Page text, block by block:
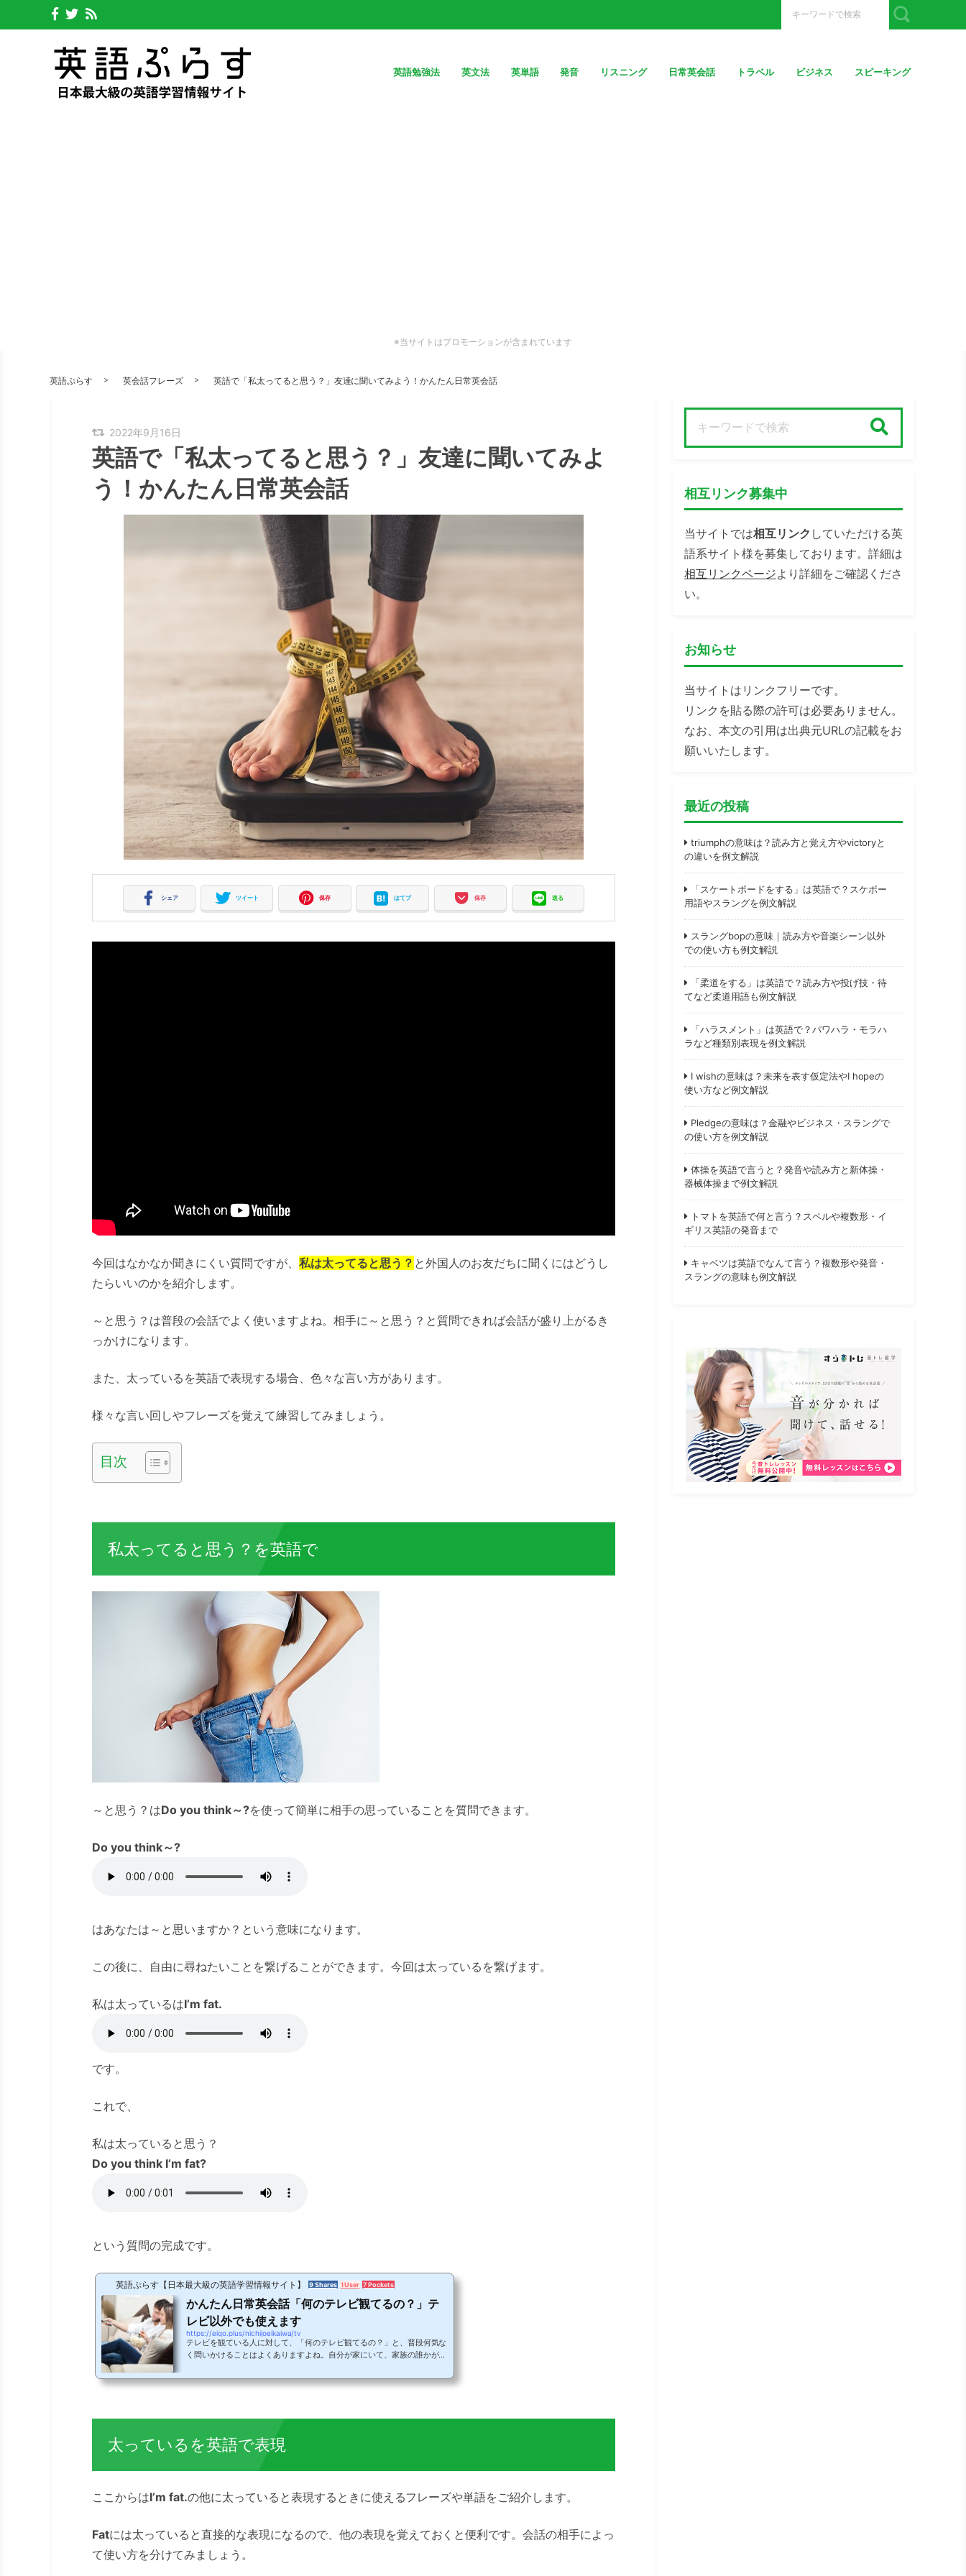
英語勉強法 英文法 英単語 発音 リスニング 日常英会話 トラベル ビジネス スピーキング
※当サイトはプロモーションが含まれています
英語ぷらす 英会話フレーズ 英語で「私太ってると思う？」友達に聞いてみよう！かんたん日常英会話
2022年9月16日
英語で「私太ってると思う？」友達に聞いてみよ
う！かんたん日常英会話
シェア ツイート 保存 はてブ 保存 送る
今回はなかなか聞きにくい質問ですが、 私は太ってると思う？ と外国人のお友だちに聞くにはどうし
たらいいのかを紹介します。
～と思う？は普段の会話でよく使いますよね。相手に～と思う？と質問できれば会話が盛り上がるき
っかけになります。
また、太っているを英語で表現する場合、色々な言い方があります。
様々な言い回しやフレーズを覚えて練習してみましょう。
目次
私太ってると思う？を英語で
～と思う？はDo you think～?を使って簡単に相手の思っていることを質問できます。
Do you think～?
はあなたは～と思いますか？という意味になります。
この後に、自由に尋ねたいことを繋げることができます。今回は太っているを繋げます。
私は太っているはI’m fat.
です。
これで、
私は太っていると思う？
Do you think I’m fat?
という質問の完成です。
英語ぷらす【日本最大級の英語学習情報サイト】 9 Shares 1 User 7 Pockets
かんたん日常英会話「何のテレビ観てるの？」テ
レビ以外でも使えます
https://eigo.plus/nichijoeikaiwa/tv
テレビを観ている人に対して、「何のテレビ観てるの？」と、普段何気な
く問いかけることはよくありますよね。自分が家にいて、家族の誰かがテ
でよく使うこの会話、英語ではどのように表現するのか、紹介します。シ
太っているを英語で表現
ここからはI’m fat.の他に太っていると表現するときに使えるフレーズや単語をご紹介します。
Fatには太っていると直接的な表現になるので、他の表現を覚えておくと便利です。会話の相手によっ
て使い方を分けてみましょう。
相互リンク募集中
当サイトでは相互リンク していただける英
語系サイト様を募集しております。詳細は
相互リンクページより詳細をご確認くださ
い。
お知らせ
当サイトはリンクフリーです。
リンクを貼る際の許可は必要ありません。
なお、本文の引用は出典元URLの記載をお
願いいたします。
最近の投稿
triumphの意味は？読み方と覚え方やvictoryと
の違いを例文解説
「スケートボードをする」は英語で？スケボー
用語やスラングを例文解説
スラングbopの意味｜読み方や音楽シーン以外
での使い方も例文解説
「柔道をする」は英語で？読み方や投げ技・待
てなど柔道用語も例文解説
「ハラスメント」は英語で？パワハラ・モラハ
ラなど種類別表現を例文解説
I wishの意味は？未来を表す仮定法やI hopeの
使い方など例文解説
Pledgeの意味は？金融やビジネス・スラングで
の使い方を例文解説
体操を英語で言うと？発音や読み方と新体操・
器械体操まで例文解説
トマトを英語で何と言う？スペルや複数形・イ
ギリス英語の発音まで
キャベツは英語でなんて言う？複数形や発音・
スラングの意味も例文解説